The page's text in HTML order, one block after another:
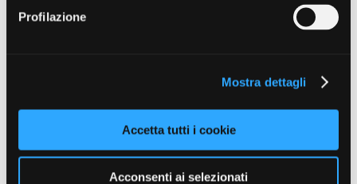
Profilazione
Mostra dettagli
Accetta tutti i cookie
Acconsenti ai selezionati